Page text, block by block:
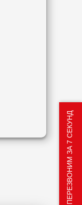
ПЕРЕЗВОНИМ ЗА 7 СЕКУНД